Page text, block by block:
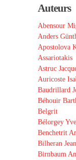
Auteurs
Abensour
Anders
Apostolova
Assariotakis
Astruc
Auricoste
Baudrillard
Béhouir
Belgrit
Bélorgey
Benchetrit
Bilheran
Birnbaum